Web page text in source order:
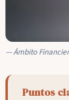
Ámbito
Puntos